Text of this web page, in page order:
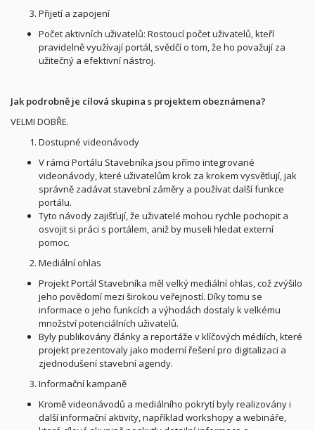
Přijetí a zapojení
Počet aktivních uživatelů: Rostoucí počet uživatelů, kteří
pravidelně využívají portál, svědčí o tom, že ho považují za
užitečný a efektivní nástroj.
Jak podrobně je cílová skupina s projektem obeznámena?
VELMI DOBŘE.
Dostupné videonávody
V rámci Portálu Stavebníka jsou přímo integrované
videonávody, které uživatelům krok za krokem vysvětlují, jak
správně zadávat stavební záměry a používat další funkce
portálu.
Tyto návody zajišťují, že uživatelé mohou rychle pochopit a
osvojit si práci s portálem, aniž by museli hledat externí
pomoc.
Mediální ohlas
Projekt Portál Stavebníka měl velký mediální ohlas, což zvýšilo
jeho povědomí mezi širokou veřejností. Díky tomu se
informace o jeho funkcích a výhodách dostaly k velkému
množství potenciálních uživatelů.
Byly publikovány články a reportáže v klíčových médiích, které
projekt prezentovaly jako moderní řešení pro digitalizaci a
zjednodušení stavební agendy.
Informační kampaně
Kromě videonávodů a mediálního pokrytí byly realizovány i
další informační aktivity, například workshopy a webináře,